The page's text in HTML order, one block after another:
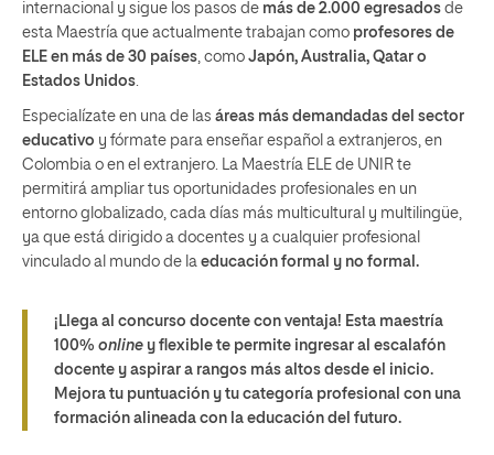
internacional y sigue los pasos de más de 2.000 egresados de
esta Maestría que actualmente trabajan como profesores de
ELE en más de 30 países, como Japón, Australia, Qatar o
Estados Unidos.
Especialízate en una de las áreas más demandadas del sector
educativo y fórmate para enseñar español a extranjeros, en
Colombia o en el extranjero. La Maestría ELE de UNIR te
permitirá ampliar tus oportunidades profesionales en un
entorno globalizado, cada días más multicultural y multilingüe,
ya que está dirigido a docentes y a cualquier profesional
vinculado al mundo de la educación formal y no formal.
¡Llega al concurso docente con ventaja! Esta maestría
100% online y flexible te permite ingresar al escalafón
docente y aspirar a rangos más altos desde el inicio.
Mejora tu puntuación y tu categoría profesional con una
formación alineada con la educación del futuro.